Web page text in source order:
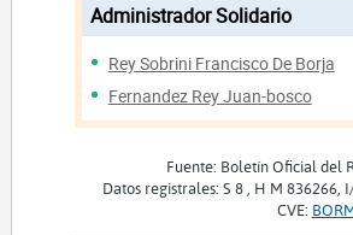
Administrador Solidario
Rey Sobrini Francisco De Borja
Fernandez Rey Juan-bosco
Fuente: Boletín Oficial del
Datos registrales: S 8 , H M 836266,
CVE: